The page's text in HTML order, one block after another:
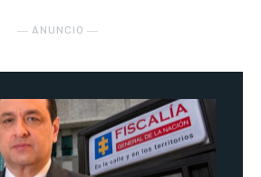
― ANUNCIO ―